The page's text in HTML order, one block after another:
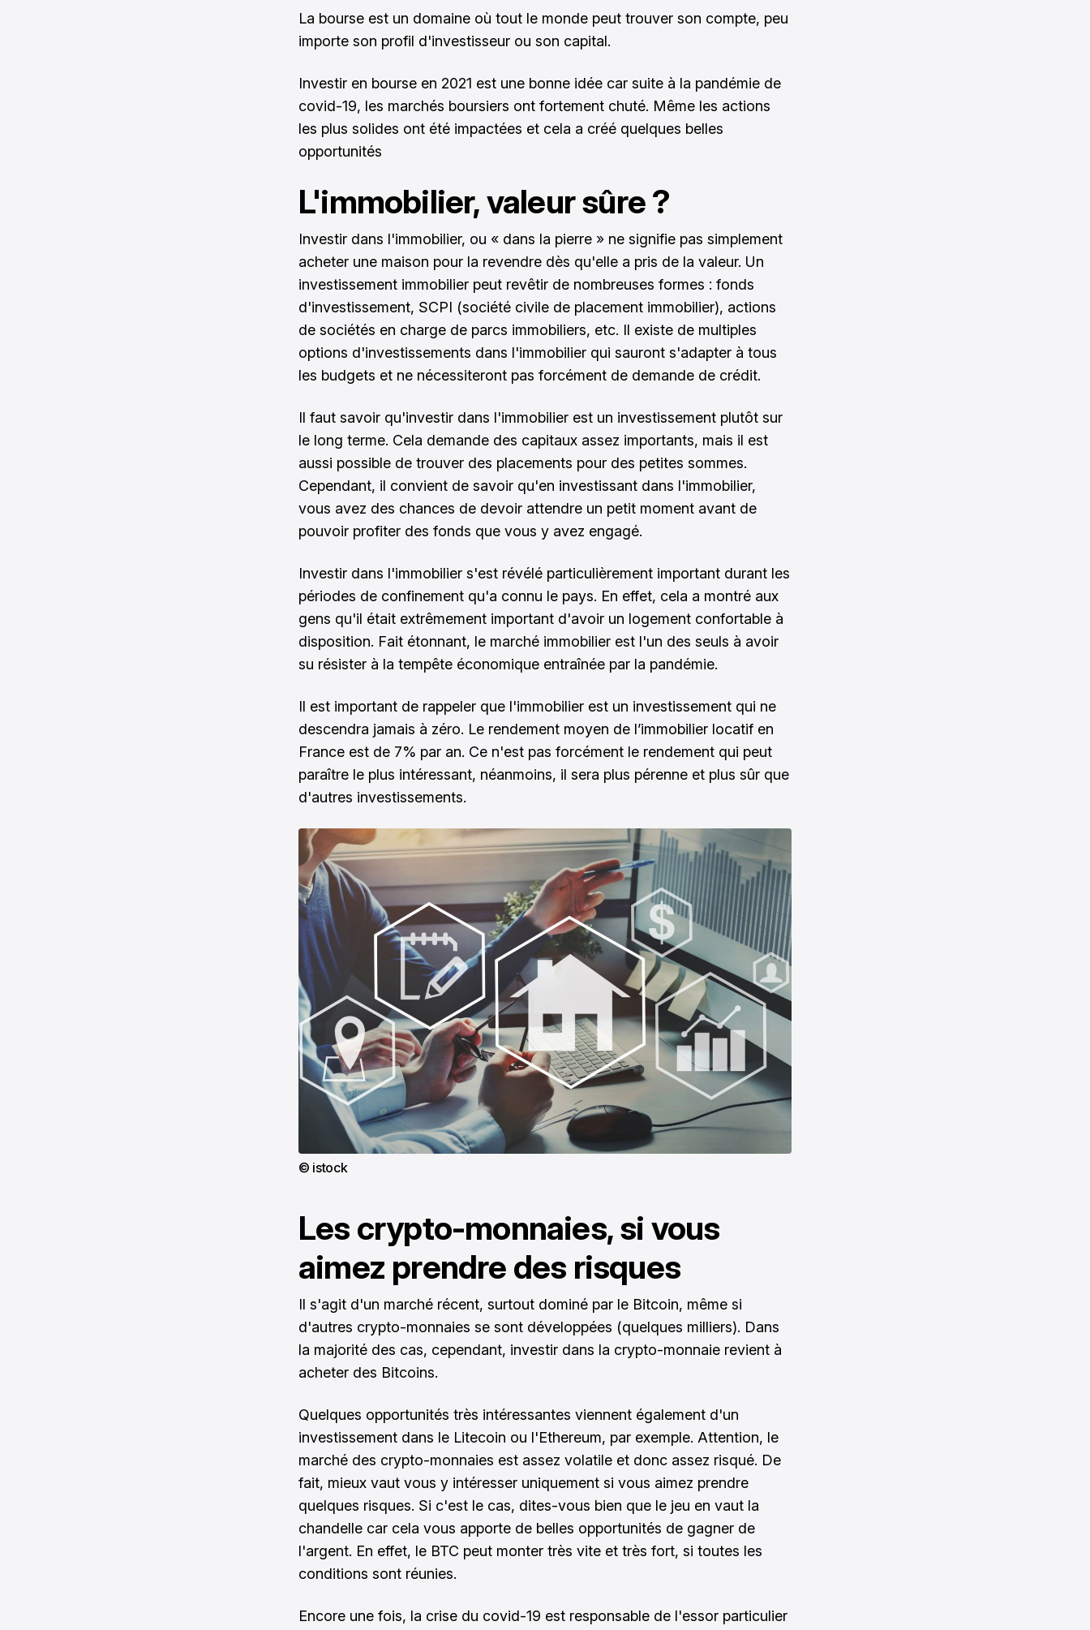
La bourse est un domaine où tout le monde peut trouver son compte, peu
importe son profil d'investisseur ou son capital.
Investir en bourse en 2021 est une bonne idée car suite à la pandémie de
covid-19, les marchés boursiers ont fortement chuté. Même les actions
les plus solides ont été impactées et cela a créé quelques belles
opportunités
L'immobilier, valeur sûre ?
Investir dans l'immobilier, ou « dans la pierre » ne signifie pas simplement
acheter une maison pour la revendre dès qu'elle a pris de la valeur. Un
investissement immobilier peut revêtir de nombreuses formes : fonds
d'investissement, SCPI (société civile de placement immobilier), actions
de sociétés en charge de parcs immobiliers, etc. Il existe de multiples
options d'investissements dans l'immobilier qui sauront s'adapter à tous
les budgets et ne nécessiteront pas forcément de demande de crédit.
Il faut savoir qu'investir dans l'immobilier est un investissement plutôt sur
le long terme. Cela demande des capitaux assez importants, mais il est
aussi possible de trouver des placements pour des petites sommes.
Cependant, il convient de savoir qu'en investissant dans l'immobilier,
vous avez des chances de devoir attendre un petit moment avant de
pouvoir profiter des fonds que vous y avez engagé.
Investir dans l'immobilier s'est révélé particulièrement important durant les
périodes de confinement qu'a connu le pays. En effet, cela a montré aux
gens qu'il était extrêmement important d'avoir un logement confortable à
disposition. Fait étonnant, le marché immobilier est l'un des seuls à avoir
su résister à la tempête économique entraînée par la pandémie.
Il est important de rappeler que l'immobilier est un investissement qui ne
descendra jamais à zéro. Le rendement moyen de l’immobilier locatif en
France est de 7% par an. Ce n'est pas forcément le rendement qui peut
paraître le plus intéressant, néanmoins, il sera plus pérenne et plus sûr que
d'autres investissements.
© istock
Les crypto-monnaies, si vous
aimez prendre des risques
Il s'agit d'un marché récent, surtout dominé par le Bitcoin, même si
d'autres crypto-monnaies se sont développées (quelques milliers). Dans
la majorité des cas, cependant, investir dans la crypto-monnaie revient à
acheter des Bitcoins.
Quelques opportunités très intéressantes viennent également d'un
investissement dans le Litecoin ou l'Ethereum, par exemple. Attention, le
marché des crypto-monnaies est assez volatile et donc assez risqué. De
fait, mieux vaut vous y intéresser uniquement si vous aimez prendre
quelques risques. Si c'est le cas, dites-vous bien que le jeu en vaut la
chandelle car cela vous apporte de belles opportunités de gagner de
l'argent. En effet, le BTC peut monter très vite et très fort, si toutes les
conditions sont réunies.
Encore une fois, la crise du covid-19 est responsable de l'essor particulier